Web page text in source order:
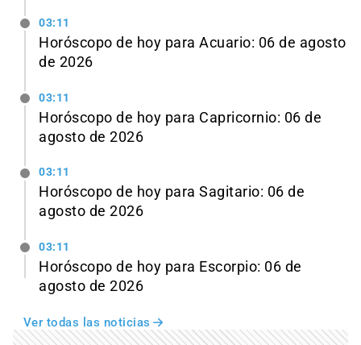
03:11
Horóscopo de hoy para Acuario: 06 de agosto
de 2026
03:11
Horóscopo de hoy para Capricornio: 06 de
agosto de 2026
03:11
Horóscopo de hoy para Sagitario: 06 de
agosto de 2026
03:11
Horóscopo de hoy para Escorpio: 06 de
agosto de 2026
Ver todas las noticias